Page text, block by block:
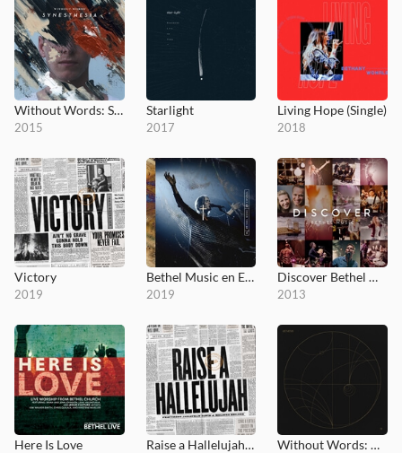
Without Words: Synesthesia
2015
Starlight
2017
Living Hope (Single)
2018
Victory
2019
Bethel Music en Español
2019
Discover Bethel Music
2013
Here Is Love Raise a Hallelujah (Studio Version) Without Words: Genesis